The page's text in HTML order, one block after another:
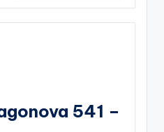
541 –